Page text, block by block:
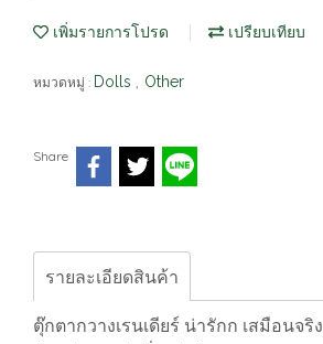
เพิ่มรายการโปรด เปรียบเทียบ
หมวดหมู่ : Dolls , Other
Share
รายละเอียดสินค้า
ตุ๊กตากวางเรนเดียร์ น่ารักก เสมือนจริง